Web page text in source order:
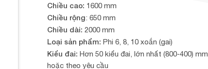
Chiều cao: 1600 mm
Chiều rộng: 650 mm
Chiều dài: 2000 mm
Loại sản phẩm: Phi 6, 8, 10 xoắn (gai)
Kiểu đai: Hơn 50 kiểu đai, lớn nhất (800-400) mm
hoặc theo yêu cầu